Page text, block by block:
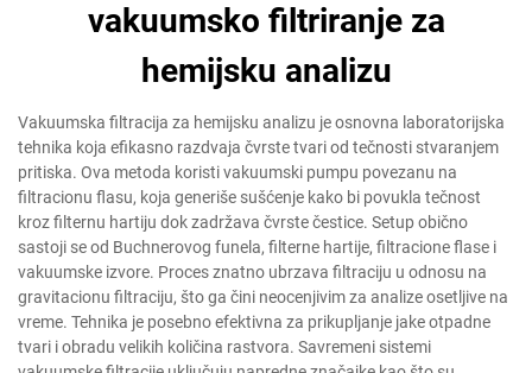
vakuumsko filtriranje za
hemijsku analizu
Vakuumska filtracija za hemijsku analizu je osnovna laboratorijska
tehnika koja efikasno razdvaja čvrste tvari od tečnosti stvaranjem
pritiska. Ova metoda koristi vakuumski pumpu povezanu na
filtracionu flasu, koja generiše sušćenje kako bi povukla tečnost
kroz filternu hartiju dok zadržava čvrste čestice. Setup obično
sastoji se od Buchnerovog funela, filterne hartije, filtracione flase i
vakuumske izvore. Proces znatno ubrzava filtraciju u odnosu na
gravitacionu filtraciju, što ga čini neocenjivim za analize osetljive na
vreme. Tehnika je posebno efektivna za prikupljanje jake otpadne
tvari i obradu velikih količina rastvora. Savremeni sistemi